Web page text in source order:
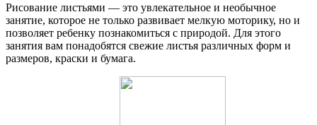
Рисование листьями — это увлекательное и необычное
занятие, которое не только развивает мелкую моторику, но и
позволяет ребенку познакомиться с природой. Для этого
занятия вам понадобятся свежие листья различных форм и
размеров, краски и бумага.